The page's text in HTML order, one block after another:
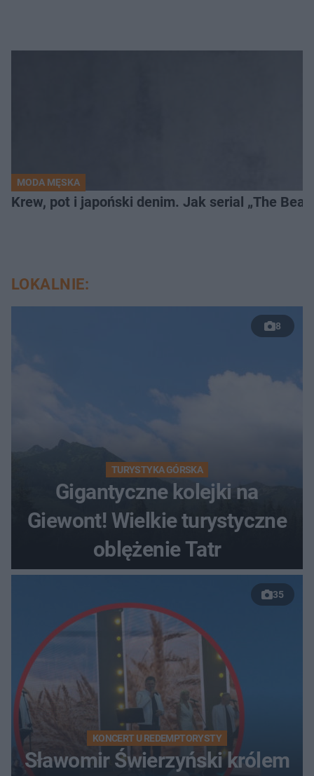
MODA MĘSKA
Krew, pot i japoński denim. Jak serial „The
LOKALNIE:
8
TURYSTYKA GÓRSKA
Gigantyczne kolejki na
Giewont! Wielkie turystyczne
oblężenie Tatr
35
KONCERT U REDEMPTORYSTY
Sławomir Świerzyński królem